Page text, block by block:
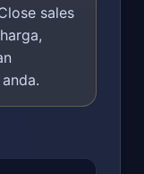
sales